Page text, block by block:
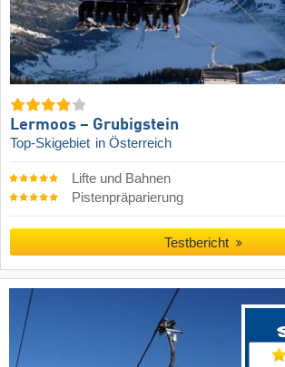
Lermoos – Grubigstein
Top-Skigebiet in Österreich
Lifte und Bahnen
Pistenpräparierung
Testbericht